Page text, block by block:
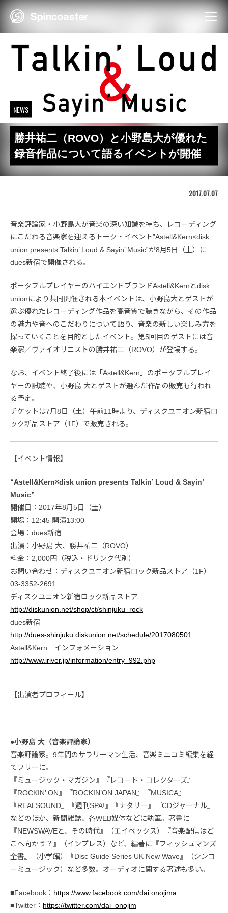
Skip
NEWS
勝井祐二（ROVO）と小野島大が優れた
録音作品について語るイベントが開催
2017.07.07
音楽評論家・小野島大が音楽の深い知識を持ち、レコーディング
にこだわる音楽家を迎えるトーク・イベント”Astell&Kern×disk
union presents Talkin’ Loud & Sayin’ Music”が8月5日（土）に
dues新宿で開催される。
ポータブルプレイヤーのハイエンドブランドAstell&Kernとdisk
unionにより共同開催される本イベントは、小野島大とゲストが
選ぶ優れたレコーディング作品を高音質で聴きながら、その作品
の魅力や音へのこだわりについて語り、音楽の新しい楽しみ方を
探っていくことを目的としたイベント。第5回目のゲストには音
楽家／ヴァイオリニストの勝井祐二（ROVO）が登場する。
なお、イベント終了後には「Astell&Kern」のポータブルプレイ
ヤーの試聴や、小野島 大とゲストが選んだ作品の販売も行われ
る予定。
チケットは7月8日（土）午前11時より、ディスクユニオン新宿ロ
ック新品ストア（1F）で販売される。
【イベント情報】
“Astell&Kern×disk union presents Talkin’ Loud & Sayin’
Music”
開催日：2017年8月5日（土）
開場：12:45 開演13:00
会場：dues新宿
出演：小野島 大、勝井祐二（ROVO）
料金：2,000円（税込・ドリンク代別）
お問い合わせ：ディスクユニオン新宿ロック新品ストア（1F）
03-3352-2691
ディスクユニオン新宿ロック新品ストア
http://diskunion.net/shop/ct/shinjuku_rock
dues新宿
http://dues-shinjuku.diskunion.net/schedule/2017080501
Astell&Kern インフォメーション
http://www.iriver.jp/information/entry_992.php
【出演者プロフィール】
●小野島 大（音楽評論家）
音楽評論家。9年間のサラリーマン生活、音楽ミニコミ編集を経
てフリーに。
『ミュージック・マガジン』『レコード・コレクターズ』
『ROCKIN’ ON』『ROCKIN’ON JAPAN』『MUSICA』
『REALSOUND』『週刊SPA!』『ナタリー』『CDジャーナル』
などのほか、新聞雑誌、各WEB媒体などに執筆。著書に
『NEWSWAVEと、その時代』（エイベックス）『音楽配信はど
こへ向かう？』（インプレス）など、編著に『フィッシュマンズ
全書』（小学館）『Disc Guide Series UK New Wave』（シンコ
ーミュージック）など多数。オーディオに関する著述も多い。
■Facebook： https://www.facebook.com/dai.onojima
■Twitter： https://twitter.com/dai_onojim